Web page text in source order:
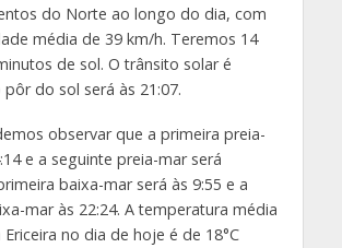
do Norte ao longo do dia, com
média de 39 km/h. Teremos 14
de sol. O trânsito solar é
pôr do sol será às 21:07.
observar que a primeira preia-
e a seguinte preia-mar será
baixa-mar será às 9:55 e a
mar às 22:24. A temperatura média
no dia de hoje é de 18°C